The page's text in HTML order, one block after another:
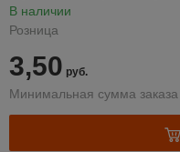
В наличии
Розница
3,50 руб.
Минимальная сумма